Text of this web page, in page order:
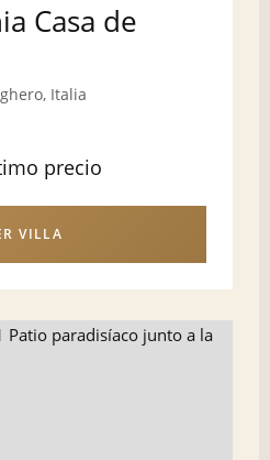
Casa de
Italia
precio
VILLA